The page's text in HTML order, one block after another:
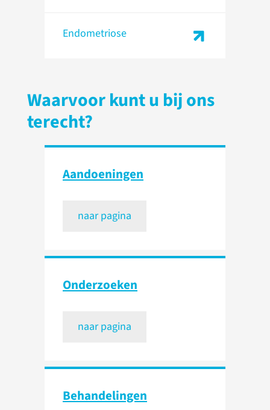
Endometriose
Waarvoor kunt u bij ons
terecht?
Aandoeningen
naar pagina
Onderzoeken
naar pagina
Behandelingen